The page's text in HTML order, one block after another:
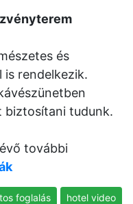
és
is rendelkezik.
biztosítani tudunk.
további
foglalás
hotel video